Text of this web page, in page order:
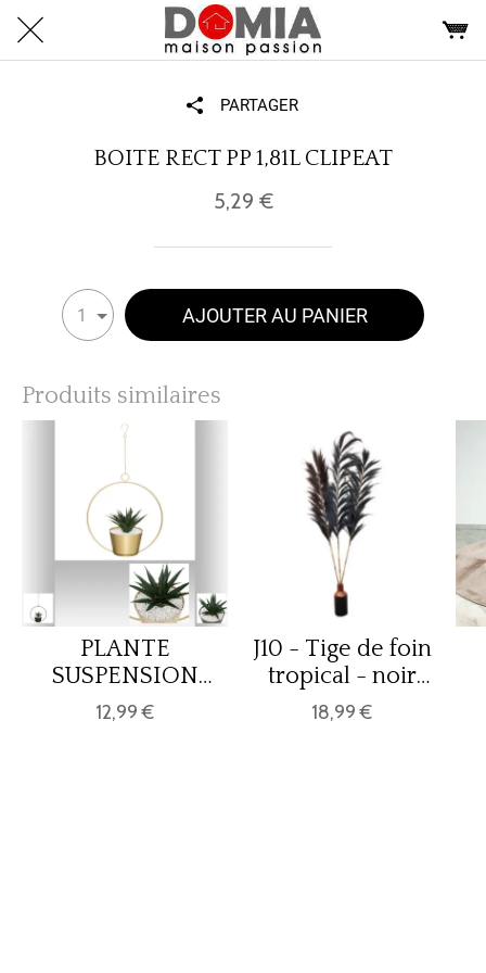
PARTAGER
BOITE RECT PP 1,81L CLIPEAT
5,29 €
1 AJOUTER AU PANIER
Produits similaires
PLANTE
SUSPENSION
FEEL D29
12,99 €
J10 - Tige de foin
tropical - noir
-230cm
18,99 €